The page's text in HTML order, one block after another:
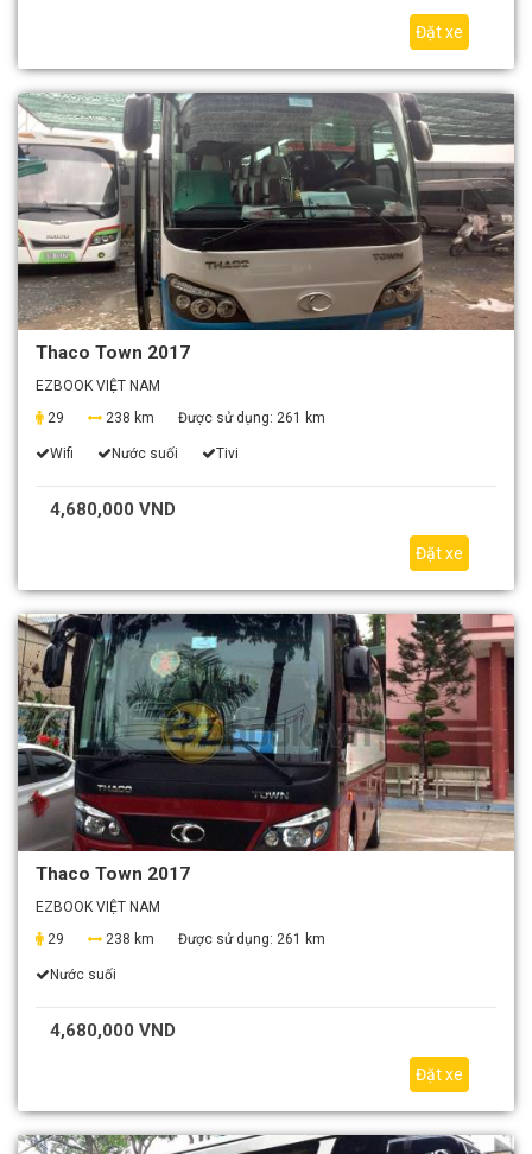
Đặt xe
Thaco Town 2017
EZBOOK VIỆT NAM
29
238 km Được sử dụng: 261 km
Wifi Nước suối Tivi
4,680,000 VND
Đặt xe
Thaco Town 2017
EZBOOK VIỆT NAM
29
238 km Được sử dụng: 261 km
Nước suối
4,680,000 VND
Đặt xe